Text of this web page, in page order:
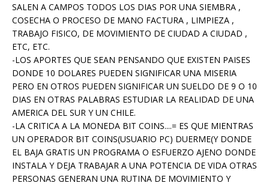
SALEN A CAMPOS TODOS LOS DIAS POR UNA SIEMBRA ,
COSECHA O PROCESO DE MANO FACTURA , LIMPIEZA ,
TRABAJO FISICO, DE MOVIMIENTO DE CIUDAD A CIUDAD ,
ETC, ETC.
-LOS APORTES QUE SEAN PENSANDO QUE EXISTEN PAISES
DONDE 10 DOLARES PUEDEN SIGNIFICAR UNA MISERIA
PERO EN OTROS PUEDEN SIGNIFICAR UN SUELDO DE 9 O 10
DIAS EN OTRAS PALABRAS ESTUDIAR LA REALIDAD DE UNA
AMERICA DEL SUR Y UN CHILE.
-LA CRITICA A LA MONEDA BIT COINS....= ES QUE MIENTRAS
UN OPERADOR BIT COINS(USUARIO PC) DUERME(Y DONDE
EL BAJA GRATIS UN PROGRAMA O ESFUERZO AJENO DONDE
INSTALA Y DEJA TRABAJAR A UNA POTENCIA DE VIDA OTRAS
PERSONAS GENERAN UNA RUTINA DE MOVIMIENTO Y